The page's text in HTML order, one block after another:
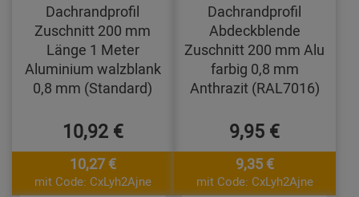
Dachrandprofil
Zuschnitt 200 mm
Länge 1 Meter
Aluminium walzblank
0,8 mm (Standard)
10,92 €
10,27 €
mit Code: CxLyh2Ajne
Dachrandprofil
Abdeckblende
Zuschnitt 200 mm Alu
farbig 0,8 mm
Anthrazit (RAL7016)
9,95 €
9,35 €
mit Code: CxLyh2Ajne